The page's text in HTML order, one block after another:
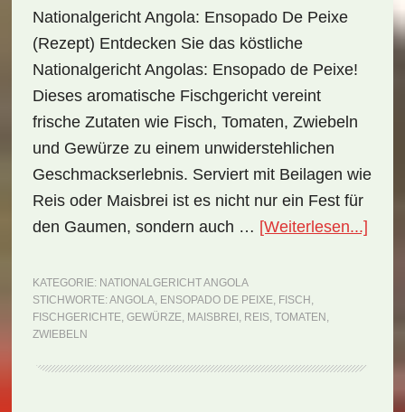
Nationalgericht Angola: Ensopado De Peixe
(Rezept) Entdecken Sie das köstliche
Nationalgericht Angolas: Ensopado de Peixe!
Dieses aromatische Fischgericht vereint
frische Zutaten wie Fisch, Tomaten, Zwiebeln
und Gewürze zu einem unwiderstehlichen
Geschmackserlebnis. Serviert mit Beilagen wie
Reis oder Maisbrei ist es nicht nur ein Fest für
den Gaumen, sondern auch … [Weiterlesen...]
KATEGORIE: NATIONALGERICHT ANGOLA
STICHWORTE: ANGOLA, ENSOPADO DE PEIXE, FISCH ,
FISCHGERICHTE, GEWÜRZE, MAISBREI , REIS, TOMATEN ,
ZWIEBELN